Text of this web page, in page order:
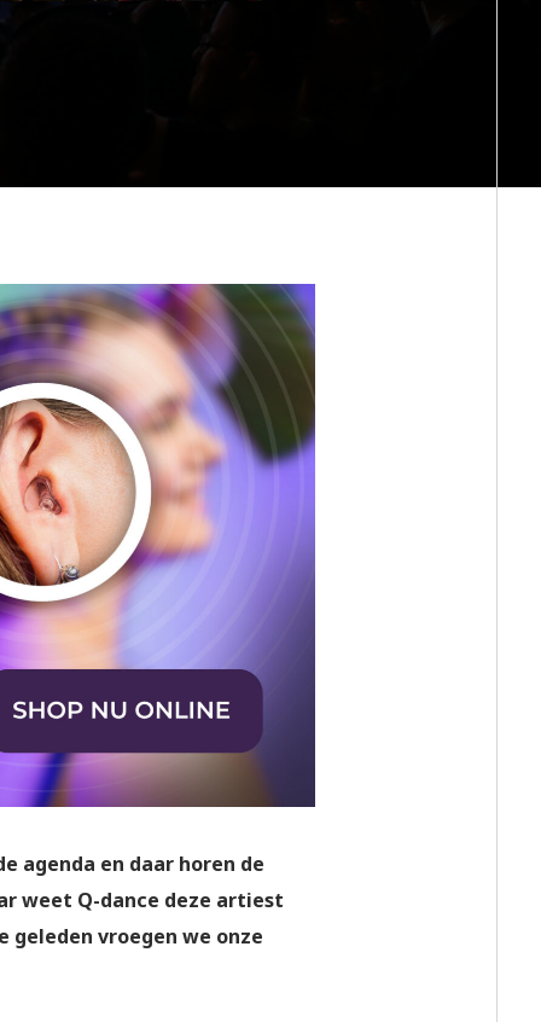
agenda en daar horen de
weet Q-dance deze artiest
vroegen we onze